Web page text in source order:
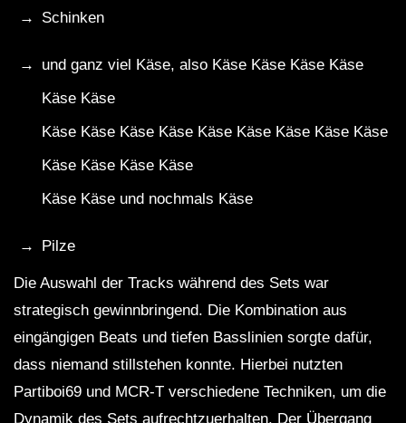
Schinken
und ganz viel Käse, also Käse Käse Käse Käse
Käse Käse
Käse Käse Käse Käse Käse Käse Käse Käse Käse
Käse Käse Käse Käse
Käse Käse und nochmals Käse
Pilze
Die Auswahl der Tracks während des Sets war
strategisch gewinnbringend. Die Kombination aus
eingängigen Beats und tiefen Basslinien sorgte dafür,
dass niemand stillstehen konnte. Hierbei nutzten
Partiboi69 und MCR-T verschiedene Techniken, um die
Dynamik des Sets aufrechtzuerhalten. Der Übergang